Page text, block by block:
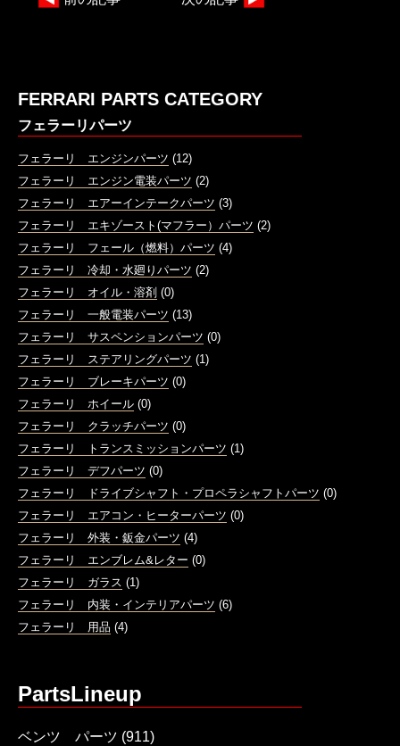
FERRARI PARTS CATEGORY
フェラーリパーツ
フェラーリ エンジンパーツ (12)
フェラーリ エンジン電装パーツ (2)
フェラーリ エアーインテークパーツ (3)
フェラーリ エキゾースト(マフラー）パーツ (2)
フェラーリ フェール（燃料）パーツ (4)
フェラーリ 冷却・水廻りパーツ (2)
フェラーリ オイル・溶剤 (0)
フェラーリ 一般電装パーツ (13)
フェラーリ サスペンションパーツ (0)
フェラーリ ステアリングパーツ (1)
フェラーリ ブレーキパーツ (0)
フェラーリ ホイール (0)
フェラーリ クラッチパーツ (0)
フェラーリ トランスミッションパーツ (1)
フェラーリ デフパーツ (0)
フェラーリ ドライブシャフト・プロペラシャフトパーツ (0)
フェラーリ エアコン・ヒーターパーツ (0)
フェラーリ 外装・鈑金パーツ (4)
フェラーリ エンブレム&レター (0)
フェラーリ ガラス (1)
フェラーリ 内装・インテリアパーツ (6)
フェラーリ 用品 (4)
PartsLineup
ベンツ パーツ (911)